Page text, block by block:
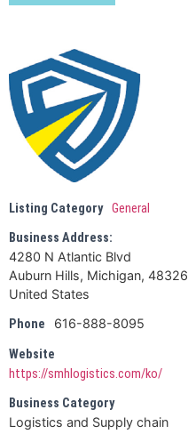
Listing Category General
Business Address:
4280 N Atlantic Blvd
Auburn Hills, Michigan, 48326
United States
Phone
616-888-8095
Website
https://smhlogistics.com/ko/
Business Category
Logistics and Supply chain